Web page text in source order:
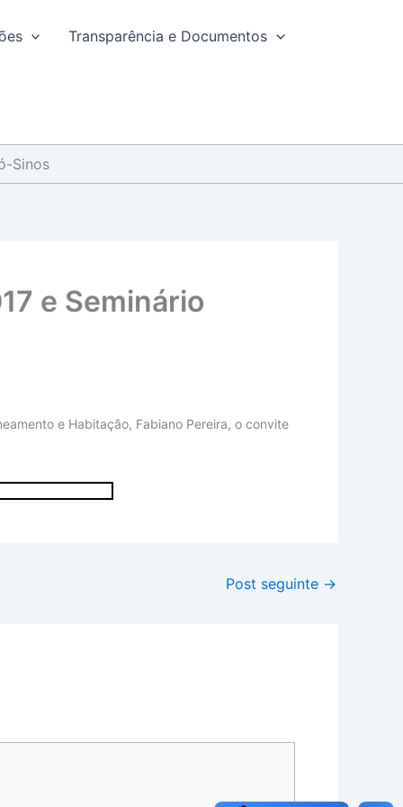
Transparência e Documentos
Sinos
e Seminário
e Habitação, Fabiano Pereira, o convite
Post seguinte →